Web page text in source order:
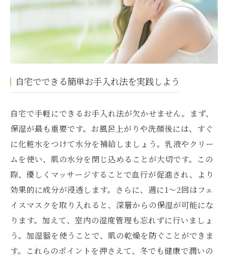
自宅でできる簡単お手入れ法を実践しよう
自宅で手軽にできるお手入れ法が欠かせません。まず、
保湿が最も重要です。お風呂上がりや洗顔後には、すぐ
に化粧水をつけて水分を補給しましょう。乳液やクリー
ムを使い、肌の水分を閉じ込めることが大切です。この
際、優しくマッサージすることで血行が促進され、より
効果的に成分が浸透します。さらに、週に1～2回はフェ
イスマスクを取り入れると、深層からの保湿が可能にな
ります。加えて、室内の湿度管理も忘れずに行いましょ
う。加湿器を使うことで、肌の乾燥を防ぐことができま
す。これらのポイントを押さえて、冬でも健康で潤いの